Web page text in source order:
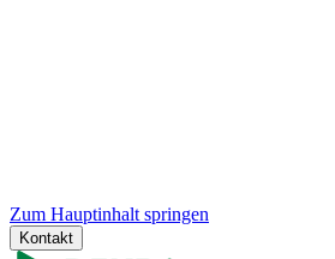
Zum Hauptinhalt springen
Kontakt